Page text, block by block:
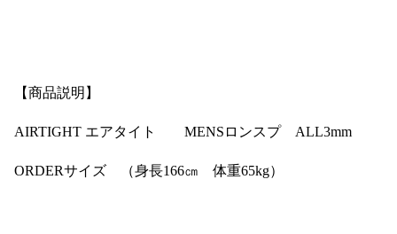
【商品説明】
AIRTIGHT エアタイト MENSロンスプ ALL3mm
ORDERサイズ （身長166㎝ 体重65kg）